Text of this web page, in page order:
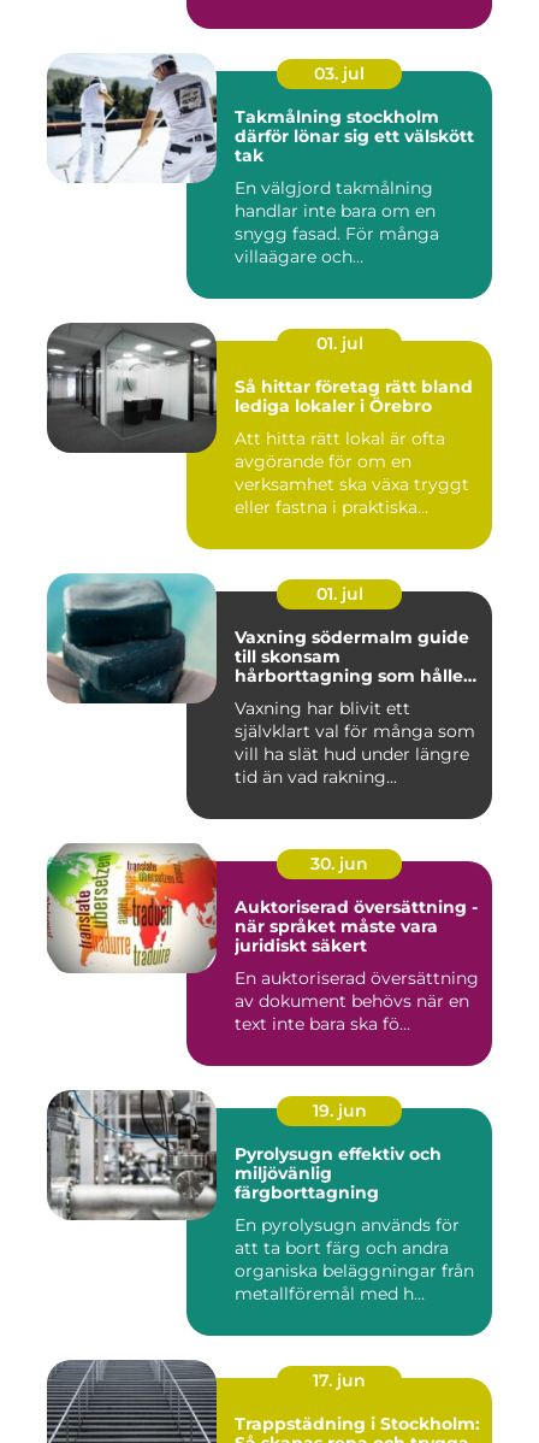
03. jul
Takmålning stockholm
därför lönar sig ett välskött
tak
En välgjord takmålning
handlar inte bara om en
snygg fasad. För många
villaägare och
01. jul
Så hittar företag rätt bland
lediga lokaler i Örebro
Att hitta rätt lokal är ofta
avgörande för om en
verksamhet ska växa tryggt
eller fastna i praktiska...
01. jul
Vaxning södermalm guide
till skonsam
hårborttagning som håller
Vaxning har blivit ett
självklart val för många som
vill ha slät hud under längre
tid än vad rakning...
30. jun
Auktoriserad översättning -
när språket måste vara
juridiskt säkert
En auktoriserad översättning
av dokument behövs när en
text inte bara ska fö...
19. jun
Pyrolysugn effektiv och
miljövänlig
färgborttagning
En pyrolysugn används för
att ta bort färg och andra
organiska beläggningar från
metallföremål med h...
17. jun
Trappstädning i Stockholm: